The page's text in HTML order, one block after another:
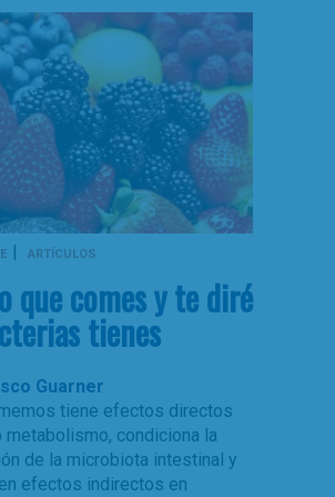
| ARTÍCULOS
que comes y te diré
tienes
Guarner
tiene efectos directos
metabolismo, condiciona la
de la microbiota intestinal y
efectos indirectos en